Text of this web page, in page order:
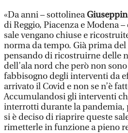
«Da anni – sottolinea
di Reggio, Piacenza e Modena
sale vengano chiuse e
norma da tempo. Già prima del
pensando di ricostruirne delle
dell’ala nord che però non
fabbisogno degli interventi da
arrivato il Covid e non se n’è
Accumulandosi gli interventi
interrotti durante la pandemia,
si è deciso di riaprire queste
rimetterle in funzione a pieno